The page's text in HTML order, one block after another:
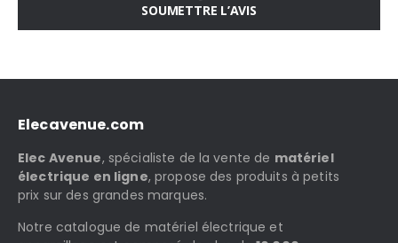
SOUMETTRE L’AVIS
Elecavenue.com
Elec Avenue, spécialiste de la vente de matériel
électrique en ligne, propose des produits à petits
prix sur des grandes marques.
Notre catalogue de matériel électrique et